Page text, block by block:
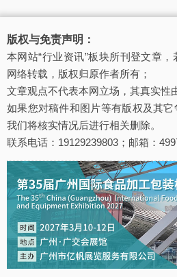
版权与免责声明：
本网站“行业资讯”板块所刊登文章
网络转载，版权归原作者所有；
文章观点不代表本网立场，其真实性
如果您对稿件和图片等有版权及其它
我们将核实情况后进行相关删除。
联系电话：19129239803；邮箱：